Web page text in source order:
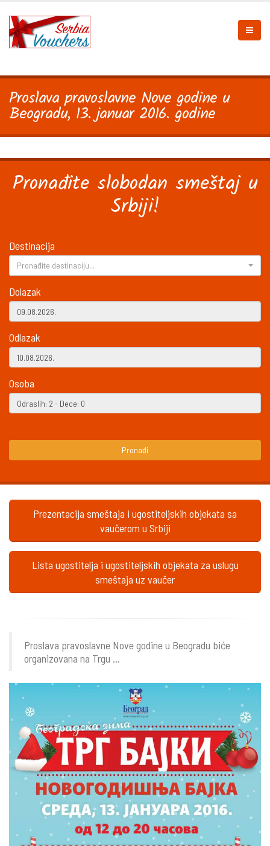
Proslava pravoslavne Nove godine u
Beogradu, 13. januar 2016. godine
Pronađite slobodan smeštaj u
Srbiji!
Destinacija
Pronađite destinaciju...
Dolazak
Odlazak
Osoba
Pronađi
Prezentacija smeštaja i ugostiteljskih objekata sa
vaučerom u Srbiji
Lista ugostitelja i ugostiteljskih objekata za uslugu
smeštaja uz vaučer
Proslava pravoslavne Nove godine u Beogradu biće
organizovana na Trgu ...